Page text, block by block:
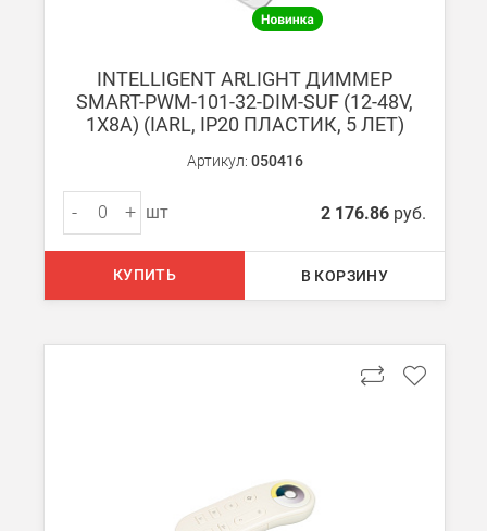
INTELLIGENT ARLIGHT ДИММЕР
SMART-PWM-101-32-DIM-SUF (12-48V,
1X8A) (IARL, IP20 ПЛАСТИК, 5 ЛЕТ)
Артикул: 050416
- + шт 2 176.86 руб.
КУПИТЬ В КОРЗИНУ